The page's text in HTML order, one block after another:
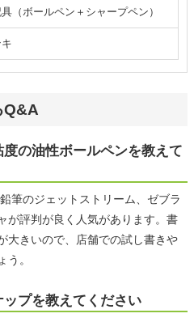
（ボールペン＋シャープペン）
Q&A
の油性ボールペンを教えて
筆のジェットストリーム、ゼブラ
が評判が良く人気があります。書
大きいので、店舗での試し書きや
う。
プを教えてください